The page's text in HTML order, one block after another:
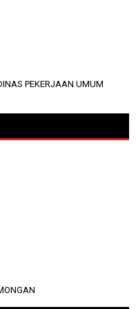
PEKERJAAN UMUM